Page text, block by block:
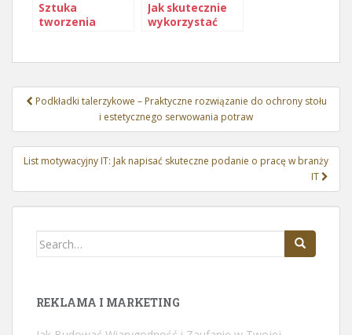
Sztuka
tworzenia
tekstowych
Jak skutecznie
wykorzystać
Nawigacja
Podkładki talerzykowe – Praktyczne rozwiązanie do ochrony stołu
i estetycznego serwowania potraw
List motywacyjny IT: Jak napisać skuteczne podanie o pracę w branży
IT
Search
REKLAMA I MARKETING